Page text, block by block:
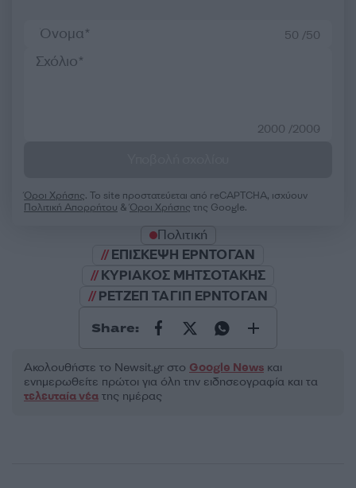
50 /50
2000 /2000
Όροι Χρήσης. Το site προστατεύεται από reCAPTCHA, ισχύουν
Πολιτική Απορρήτου &Όροι Χρήσης της Google.
Πολιτική
ΕΠΙΣΚΕΨΗ ΕΡΝΤΟΓΑΝ
ΚΥΡΙΑΚΟΣ ΜΗΤΣΟΤΑΚΗΣ
ΡΕΤΖΕΠ ΤΑΓΙΠ ΕΡΝΤΟΓΑΝ
Share:
Ακολουθήστε το Νewsit.gr στο Google News και
ενημερωθείτε πρώτοι για όλη την ειδησεογραφία και τα
τελευταία νέα της ημέρας